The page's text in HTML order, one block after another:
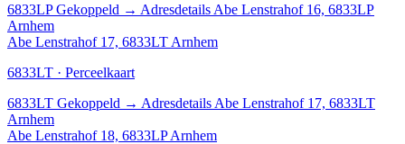
6833LP Gekoppeld → Adresdetails Abe Lenstrahof 16, 6833LP
Arnhem
Abe Lenstrahof 17, 6833LT Arnhem
6833LT · Perceelkaart
6833LT Gekoppeld → Adresdetails Abe Lenstrahof 17, 6833LT
Arnhem
Abe Lenstrahof 18, 6833LP Arnhem